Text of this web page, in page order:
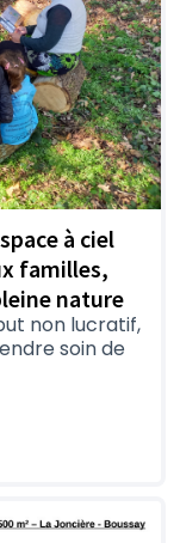
à ciel
familles,
nature
non lucratif,
soin de